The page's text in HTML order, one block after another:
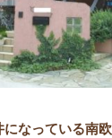
になっている南